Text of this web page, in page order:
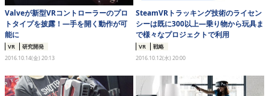
Valveが新型VRコントローラーのプロ
トタイプを披露！―手を開く動作が可
能に
VR
研究開発
2016.10.14(金) 20:13
SteamVRトラッキング技術のライセン
シーは既に300以上―乗り物から玩具ま
で様々なプロジェクトで利用
VR
戦略
2016.10.12(水) 20:00